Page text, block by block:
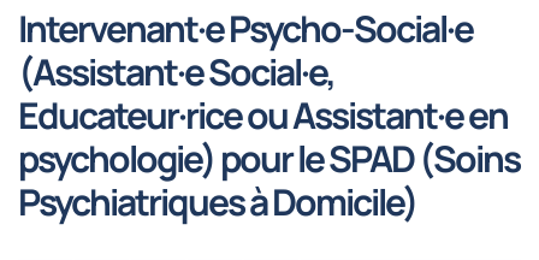
Intervenant·e Psycho-Social·e
(Assistant·e Social·e,
Educateur·rice ou Assistant·e en
psychologie) pour le SPAD (Soins
Psychiatriques à Domicile)